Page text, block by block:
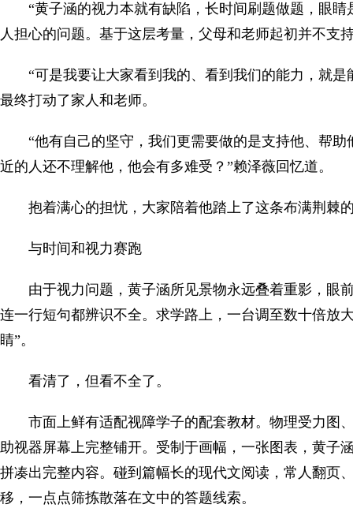
“黄子涵的视力本就有缺陷，长时间刷题做题，眼
人担心的问题。基于这层考量，父母和老师起初并不支
“可是我要让大家看到我的、看到我们的能力，就
最终打动了家人和老师。
“他有自己的坚守，我们更需要做的是支持他、帮
近的人还不理解他，他会有多难受？”赖泽薇回忆道。
抱着满心的担忧，大家陪着他踏上了这条布满荆棘
与时间和视力赛跑
由于视力问题，黄子涵所见景物永远叠着重影，眼
连一行短句都辨识不全。求学路上，一台调至数十倍放
睛”。
看清了，但看不全了。
市面上鲜有适配视障学子的配套教材。物理受力图
助视器屏幕上完整铺开。受制于画幅，一张图表，黄子
拼凑出完整内容。碰到篇幅长的现代文阅读，常人翻页
移，一点点筛拣散落在文中的答题线索。